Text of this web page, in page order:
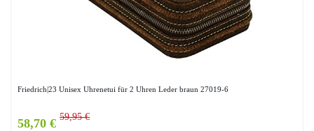
Friedrich|23 Unisex Uhrenetui für 2 Uhren Leder braun 27019-6
58,70 € 59,95 €